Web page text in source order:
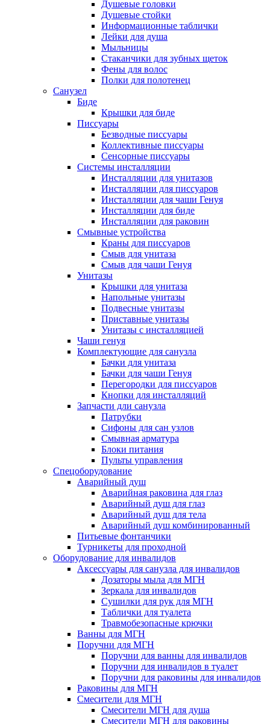
Душевые головки
Душевые стойки
Информационные таблички
Лейки для душа
Мыльницы
Стаканчики для зубных щеток
Фены для волос
Полки для полотенец
Санузел
Биде
Крышки для биде
Писсуары
Безводные писсуары
Коллективные писсуары
Сенсорные писсуары
Системы инсталляции
Инсталляции для унитазов
Инсталляции для писсуаров
Инсталляции для чаши Генуя
Инсталляции для биде
Инсталляции для раковин
Смывные устройства
Краны для писсуаров
Смыв для унитаза
Смыв для чаши Генуя
Унитазы
Крышки для унитаза
Напольные унитазы
Подвесные унитазы
Приставные унитазы
Унитазы с инсталляцией
Чаши генуя
Комплектующие для санузла
Бачки для унитаза
Бачки для чаши Генуя
Перегородки для писсуаров
Кнопки для инсталляций
Запчасти дли санузла
Патрубки
Сифоны для сан узлов
Смывная арматура
Блоки питания
Пульты управления
Спецоборудование
Аварийный душ
Аварийная раковина для глаз
Аварийный душ для глаз
Аварийный душ для тела
Аварийный душ комбинированный
Питьевые фонтанчики
Турникеты для проходной
Оборудование для инвалидов
Аксессуары для санузла для инвалидов
Дозаторы мыла для МГН
Зеркала для инвалидов
Сушилки для рук для МГН
Таблички для туалета
Травмобезопасные крючки
Ванны для МГН
Поручни для МГН
Поручни для ванны для инвалидов
Поручни для инвалидов в туалет
Поручни для раковины для инвалидов
Раковины для МГН
Смесители для МГН
Смесители МГН для душа
Смесители МГН для раковины